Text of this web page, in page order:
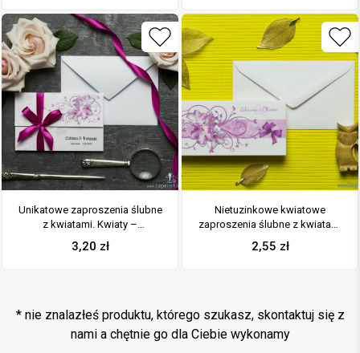
kokardka i interesujący motyw
ozdobny. ZAP-95-13
Unikatowe zaproszenia ślubne
z kwiatami. Kwiaty –
rododendron (różanecznik,
azalia) i wstążka w intensywnym
3,20 zł
Nietuzinkowe kwiatowe
zaproszenia ślubne z kwiatami
rododendronu (różanecznika,
azalii) i motywem ozdobnym.
2,55 zł
* nie znalazłeś produktu, którego szukasz, skontaktuj się z
nami a chętnie go dla Ciebie wykonamy